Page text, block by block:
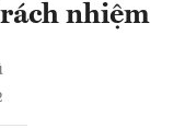
nhiệm